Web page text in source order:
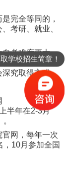
完全等同的，
考研、就业、
自考难度更大，
中并不显著，
深究取得方式。
半年在2-3月
网，每年一次
10月参加全国
学校招生简章！